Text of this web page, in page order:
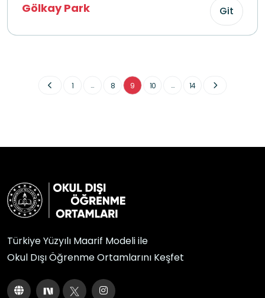
Gölkay Park Git
1 ... 8 9 10 ... 14
Türkiye Yüzyılı Maarif Modeli ile
Okul Dışı Öğrenme Ortamlarını Keşfet